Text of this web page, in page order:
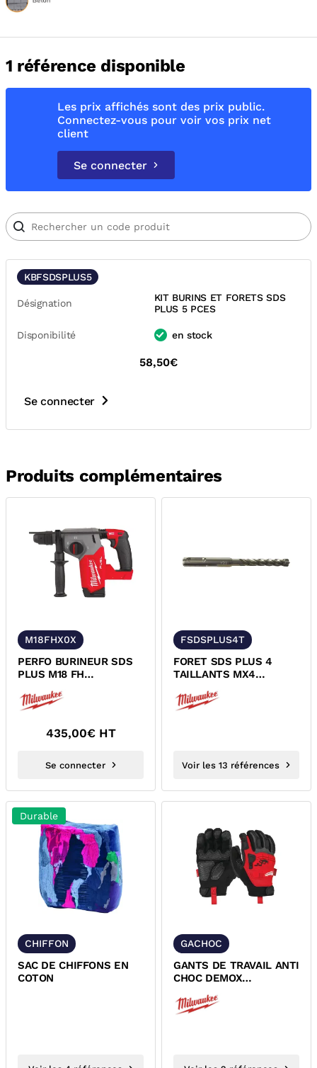
1 référence disponible
Les prix affichés sont des prix public.
Connectez-vous pour voir vos prix net
client
Se connecter
KBFSDSPLUS5
Désignation
KIT BURINS ET FORETS SDS
PLUS 5 PCES
Disponibilité en stock
58,50€
Se connecter
Produits complémentaires
M18FHX0X
PERFO BURINEUR SDS
PLUS M18 FH
4933478888
435,00€ HT
Se connecter
FSDSPLUS4T
FORET SDS PLUS 4
TAILLANTS MX4
Voir les 13 références
Durable
CHIFFON
SAC DE CHIFFONS EN
COTON
GACHOC
GANTS DE TRAVAIL ANTI
CHOC DEMOX
4932471910